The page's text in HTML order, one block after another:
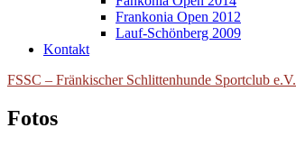
Frankonia Open 2012
Lauf-Schönberg 2009
Kontakt
FSSC – Fränkischer Schlittenhunde Sportclub e.V.
Fotos